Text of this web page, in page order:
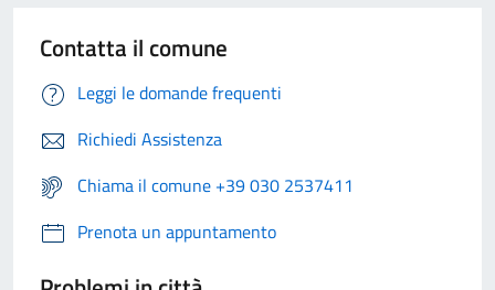
Contatta il comune
Leggi le domande frequenti
Richiedi Assistenza
Chiama il comune +39 030 2537411
Prenota un appuntamento